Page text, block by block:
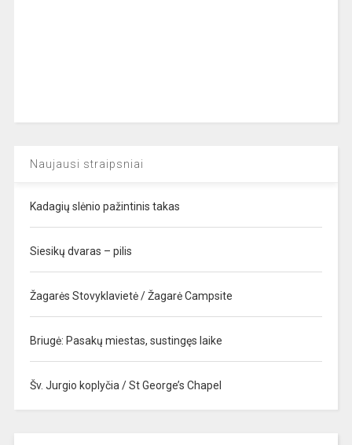
Naujausi straipsniai
Kadagių slėnio pažintinis takas
Siesikų dvaras – pilis
Žagarės Stovyklavietė / Žagarė Campsite
Briugė: Pasakų miestas, sustingęs laike
Šv. Jurgio koplyčia / St George’s Chapel